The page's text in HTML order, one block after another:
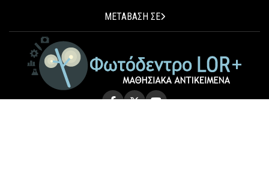
ΜΕΤΑΒΑΣΗ ΣΕ